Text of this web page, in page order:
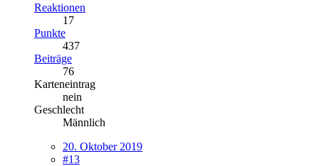
Reaktionen
17
Punkte
437
Beiträge
76
Karteneintrag
nein
Geschlecht
Männlich
20. Oktober 2019
#13